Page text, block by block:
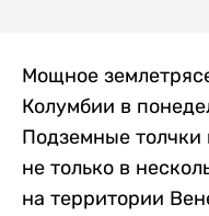
Мощное
Колумбии в
Подземные
не только в
на территории